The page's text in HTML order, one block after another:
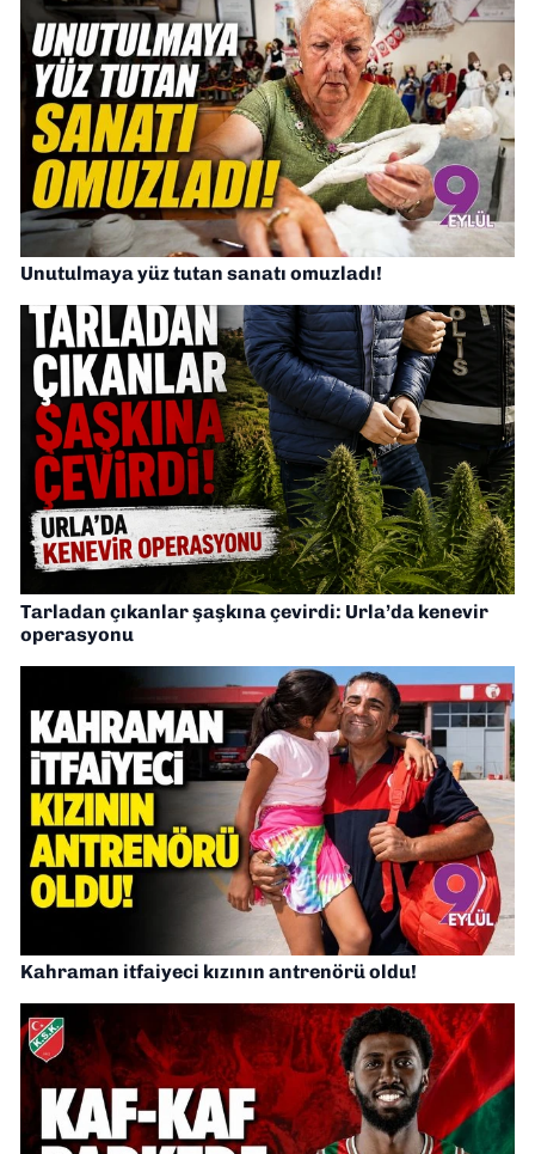
Unutulmaya yüz tutan sanatı omuzladı!
Tarladan çıkanlar şaşkına çevirdi: Urla’da kenevir
operasyonu
Kahraman itfaiyeci kızının antrenörü oldu!